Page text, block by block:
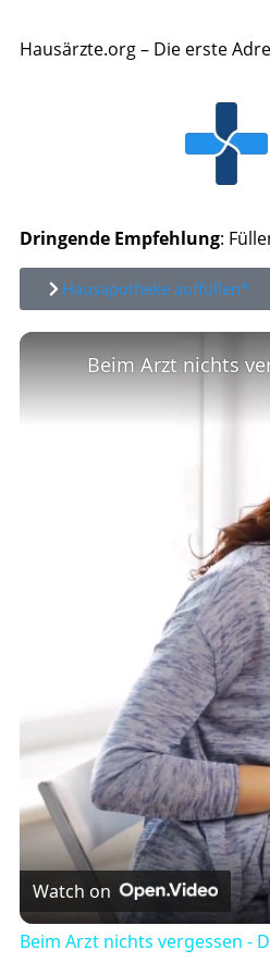
Hausärzte.org – Die erste
Dringende Empfehlung:
Hausapotheke auffüllen*
Beim Arzt nichts
Watch on
Beim Arzt nichts vergessen -